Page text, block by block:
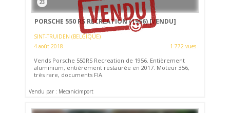
23
PORSCHE 550 RS RECREATION (1956)[VENDU]
SINT-TRUIDEN (BELGIQUE)
4 août 2018
1 772 vues
Vends Porsche 550RS Recreation de 1956. Entièrement
aluminium, entièrement restaurée en 2017. Moteur 356,
très rare, documents FIA.
Vendu par : Mecanicimport